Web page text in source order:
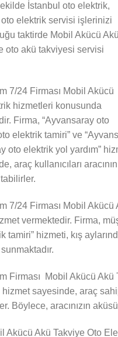
İstanbul oto elektrik,
elektrik servisi işlerinizi
taktirde Mobil Akücü Akü
oto akü takviyesi servisi
7/24 Firması Mobil Akücü
hizmetleri konusunda
Firma, “Ayvansaray oto
elektrik tamiri” ve
oto elektrik yol yardım”
araç kullanıcıları
7/24 Firması Mobil
vermektedir. Firma,
tamiri” hizmeti, kış
Firması Mobil Akücü
sayesinde, araç
Böylece, aracınızın
Akücü Akü Takviye Oto